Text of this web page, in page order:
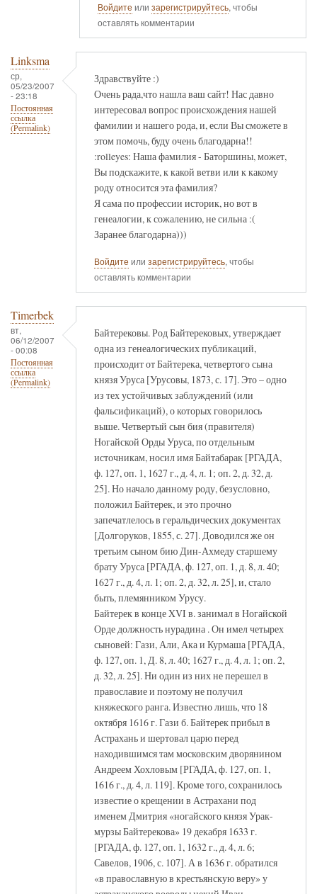
Войдите или зарегистрируйтесь, чтобы
оставлять комментарии
Linksma
ср,
05/23/2007
- 23:18
Постоянная
ссылка
(Permalink)
Здравствуйте :)
Очень рада,что нашла ваш сайт! Нас давно
интересовал вопрос происхождения нашей
фамилии и нашего рода, и, если Вы сможете в
этом помочь, буду очень благодарна!!
:rolleyes: Наша фамилия - Баторшины, может,
Вы подскажите, к какой ветви или к какому
роду относится эта фамилия?
Я сама по профессии историк, но вот в
генеалогии, к сожалению, не сильна :(
Заранее благодарна)))
Войдите или зарегистрируйтесь, чтобы
оставлять комментарии
Timerbek
вт,
06/12/2007
- 00:08
Постоянная
ссылка
(Permalink)
Байтерековы. Род Байтерековых, утверждает
одна из генеалогических публикаций,
происходит от Байтерека, четвертого сына
князя Уруса [Урусовы, 1873, с. 17]. Это – одно
из тех устойчивых заблуждений (или
фальсификаций), о которых говорилось
выше. Четвертый сын бия (правителя)
Ногайской Орды Уруса, по отдельным
источникам, носил имя Байтабарак [РГАДА,
ф. 127, оп. 1, 1627 г., д. 4, л. 1; оп. 2, д. 32, д.
25]. Но начало данному роду, безусловно,
положил Байтерек, и это прочно
запечатлелось в геральдических документах
[Долгоруков, 1855, с. 27]. Доводился же он
третьим сыном бию Дин-Ахмеду старшему
брату Уруса [РГАДА, ф. 127, оп. 1, д. 8, л. 40;
1627 г., д. 4, л. 1; оп. 2, д. 32, л. 25], и, стало
быть, племянником Урусу.
Байтерек в конце XVI в. занимал в Ногайской
Орде должность нурадина . Он имел четырех
сыновей: Гази, Али, Ака и Курмаша [РГАДА,
ф. 127, оп. 1, Д. 8, л. 40; 1627 г., д. 4, л. 1; оп. 2,
д. 32, л. 25]. Ни один из них не перешел в
православие и поэтому не получил
княжеского ранга. Известно лишь, что 18
октября 1616 г. Гази б. Байтерек прибыл в
Астрахань и шертовал царю перед
находившимся там московским дворянином
Андреем Хохловым [РГАДА, ф. 127, оп. 1,
1616 г., д. 4, л. 119]. Кроме того, сохранилось
известие о крещении в Астрахани под
именем Дмитрия «ногайского князя Урак-
мурзы Байтерекова» 19 декабря 1633 г.
[РГАДА, ф. 127, оп. 1, 1632 г., д. 4, л. 6;
Савелов, 1906, с. 107]. А в 1636 г. обратился
«в православную в крестьянскую веру» у